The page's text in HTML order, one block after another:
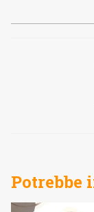
Potrebbe